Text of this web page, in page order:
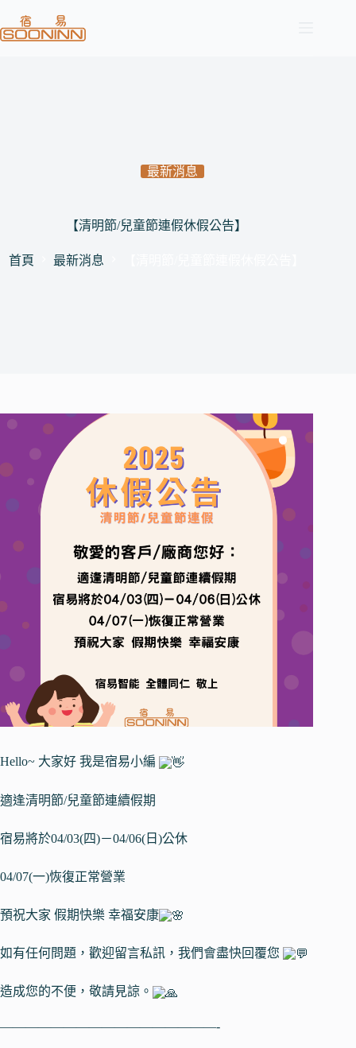
至
最新消息
【清明節/兒童節連假休假公告】
首頁 最新消息
Hello~ 大家好 我是宿易小編
適逢清明節/兒童節連續假期
宿易將於04/03(四)－04/06(日)公休
04/07(一)恢復正常營業
預祝大家 假期快樂 幸福安康
如有任何問題，歡迎留言私訊，我們會盡快回覆您
造成您的不便，敬請見諒。
—————————————————-